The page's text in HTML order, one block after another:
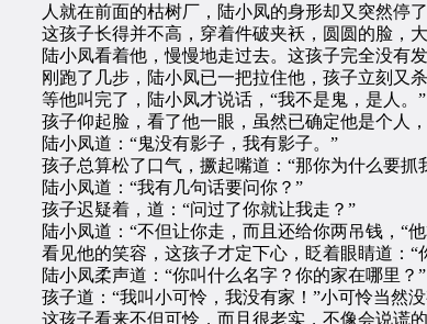
人就在前面的枯树厂，陆小凤的身形却又突然停了
这孩子长得并不高，穿着件破夹袄，圆圆的脸，大
陆小凤看着他，慢慢地走过去。这孩子完全没有发
刚跑了几步，陆小凤已一把拉住他，孩子立刻又杀
等他叫完了，陆小凤才说话，“我不是鬼，是人。”
孩子仰起脸，看了他一眼，虽然已确定他是个人
陆小凤道：“鬼没有影子，我有影子。”
孩子总算松了口气，撅起嘴道：“那你为什么要抓
陆小凤道：“我有几句话要问你？”
孩子迟疑着，道：“问过了你就让我走？”
陆小凤道：“不但让你走，而且还给你两吊钱，“他
看见他的笑容，这孩子才定下心，眨着眼睛道：“
陆小凤柔声道：“你叫什么名字？你的家在哪里？”
孩子道：“我叫小可怜，我没有家！”小可怜当然没
这孩子看来不但可怜，而且很老实，不像会说谎的